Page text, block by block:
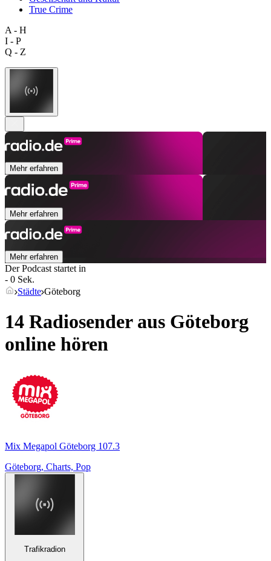
True Crime
A - H
I - P
Q - Z
Mehr erfahren
Mehr erfahren
Mehr erfahren
Der Podcast startet in
- 0 Sek.
Städte Göteborg
14 Radiosender aus Göteborg
online hören
Mix Megapol Göteborg 107.3
Göteborg, Charts, Pop
Trafikradion